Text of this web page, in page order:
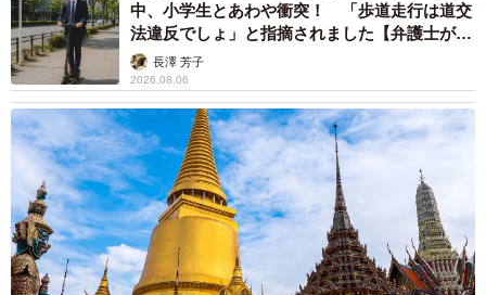
8/67
中、小学生とあわや衝突！ 「歩道走行は道交
法違反でしょ」と指摘されました【弁護士が解
説】長澤 芳子
2026.08.06